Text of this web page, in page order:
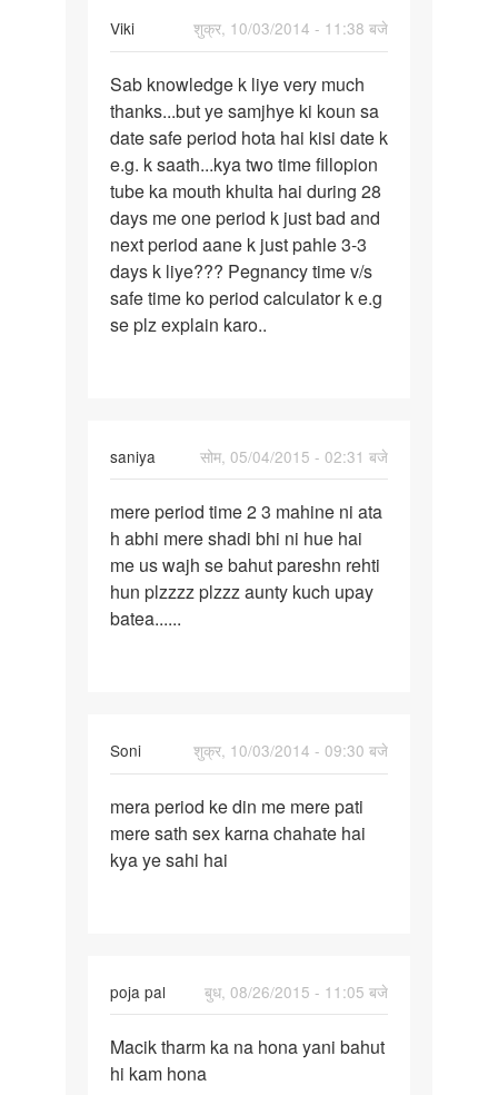
Viki
शुक्र, 10/03/2014 - 11:38 बजे
Sab
knowledge
k
liye
very
Sab knowledge k liye very much
thanks...but ye samjhye ki koun sa
date safe period hota hai kisi date k
e.g. k saath...kya two time fillopion
tube ka mouth khulta hai during 28
days me one period k just bad and
next period aane k just pahle 3-3
days k liye??? Pegnancy time v/s
safe time ko period calculator k e.g
se plz explain karo..
saniya
सोम, 05/04/2015 - 02:31 बजे
reply
to
Meri
gf
ke
mere
period
time
2
3
mere period time 2 3 mahine ni ata
h abhi mere shadi bhi ni hue hai
me us wajh se bahut pareshn rehti
hun plzzzz plzzz aunty kuch upay
batea......
Soni
शुक्र, 10/03/2014 - 09:30 बजे
mera
period
ke
mera period ke din me mere pati
mere sath sex karna chahate hai
kya ye sahi hai
poja pal
बुध, 08/26/2015 - 11:05 बजे
reply
to
kaha
Macik
tharm
Macik tharm ka na hona yani bahut
hi kam hona